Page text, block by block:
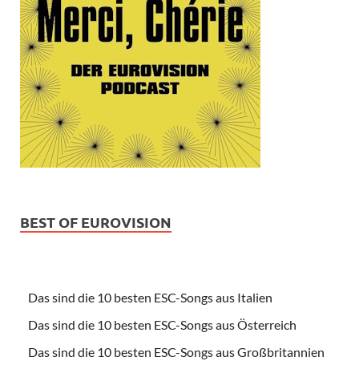
BEST OF EUROVISION
Das sind die 10 besten ESC-Songs aus Italien
Das sind die 10 besten ESC-Songs aus Österreich
Das sind die 10 besten ESC-Songs aus Großbritannien